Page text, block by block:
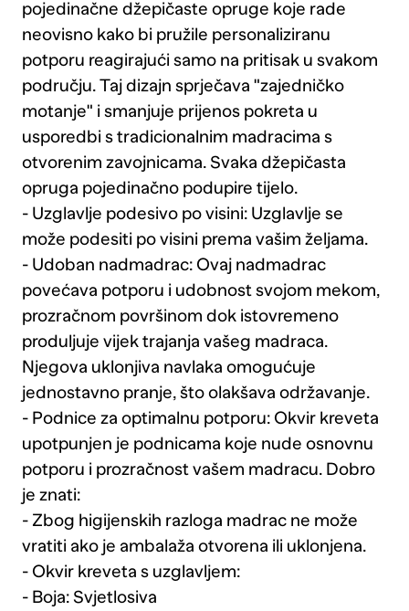
pojedinačne džepičaste opruge koje rade
neovisno kako bi pružile personaliziranu
potporu reagirajući samo na pritisak u svakom
području. Taj dizajn sprječava "zajedničko
motanje" i smanjuje prijenos pokreta u
usporedbi s tradicionalnim madracima s
otvorenim zavojnicama. Svaka džepičasta
opruga pojedinačno podupire tijelo.
- Uzglavlje podesivo po visini: Uzglavlje se
može podesiti po visini prema vašim željama.
- Udoban nadmadrac: Ovaj nadmadrac
povećava potporu i udobnost svojom mekom,
prozračnom površinom dok istovremeno
produljuje vijek trajanja vašeg madraca.
Njegova uklonjiva navlaka omogućuje
jednostavno pranje, što olakšava održavanje.
- Podnice za optimalnu potporu: Okvir kreveta
upotpunjen je podnicama koje nude osnovnu
potporu i prozračnost vašem madracu. Dobro
je znati:
- Zbog higijenskih razloga madrac ne može
vratiti ako je ambalaža otvorena ili uklonjena.
- Okvir kreveta s uzglavljem:
- Boja: Svjetlosiva